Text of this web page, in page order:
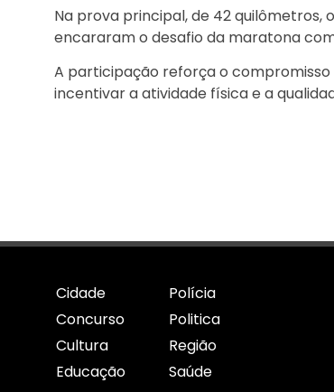
Na prova principal, de 42 quilômetros,
encararam o desafio da maratona
A participação reforça o
incentivar a atividade física e a
Cidade
Concurso
Cultura
Educação
Polícia
Politica
Região
Saúde